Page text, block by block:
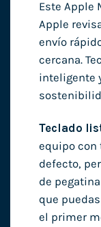
Este Apple
Apple
envío
cercana.
inteligente
Teclado
equipo con
defecto,
de
que
el primer